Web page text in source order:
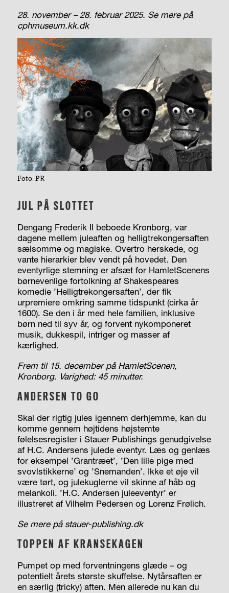
28. november – 28. februar 2025. Se mere på
cphmuseum.kk.dk
Foto: PR
JUL PÅ SLOTTET
Dengang Frederik II beboede Kronborg, var
dagene mellem juleaften og helligtrekongersaften
sælsomme og magiske. Overtro herskede, og
vante hierarkier blev vendt på hovedet. Den
eventyrlige stemning er afsæt for HamletScenens
børnevenlige fortolkning af Shakespeares
komedie ’Helligtrekongersaften’, der fik
urpremiere omkring samme tidspunkt (cirka år
1600). Se den i år med hele familien, inklusive
børn ned til syv år, og forvent nykomponeret
musik, dukkespil, intriger og masser af
kærlighed.
Frem til 15. december på HamletScenen,
Kronborg. Varighed: 45 minutter.
ANDERSEN TO GO
Skal der rigtig jules igennem derhjemme, kan du
komme gennem højtidens højstemte
følelsesregister i Stauer Publishings genudgivelse
af H.C. Andersens julede eventyr. Læs og genlæs
for eksempel ’Grantræet’, ’Den lille pige med
svovlstikkerne’ og ’Snemanden’. Ikke et øje vil
være tørt, og julekuglerne vil skinne af håb og
melankoli. ’H.C. Andersen juleeventyr’ er
illustreret af Vilhelm Pedersen og Lorenz Frølich.
Se mere på stauer-publishing.dk
TOPPEN AF KRANSEKAGEN
Pumpet op med forventningens glæde – og
potentielt årets største skuffelse. Nytårsaften er
en særlig (tricky) aften. Men allerede nu kan du